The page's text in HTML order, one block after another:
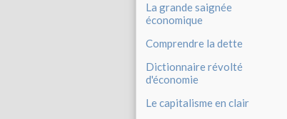
La grande saignée
économique
Comprendre la dette
Dictionnaire révolté
d'économie
Le capitalisme en clair